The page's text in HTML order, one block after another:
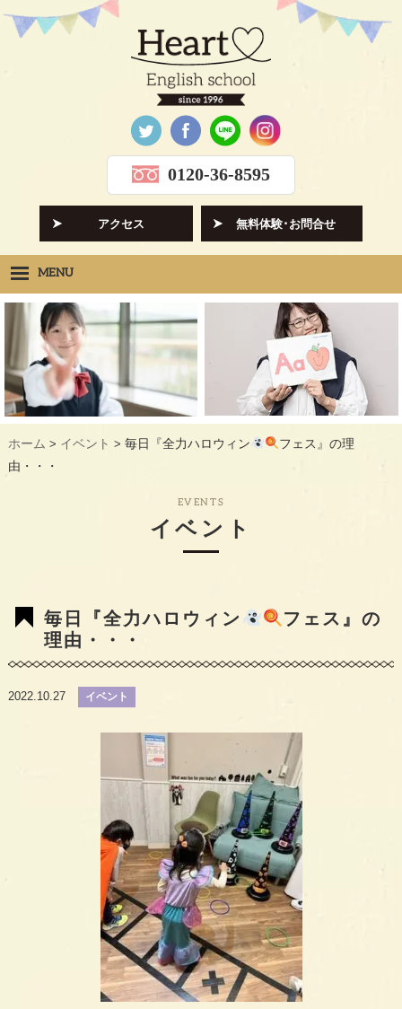
0120-36-8595
アクセス 無料体験･お問合せ
MENU
Heartの想い HOPE
クラス紹介
先生紹介 INSTRUCTORS
ギャラリー GALLERY
教室概要
ホーム > イベント > 毎日『全力ハロウィン
フェス』の理
由・・・
EVENTS
イベント
毎日『全力ハロウィン
フェス』の
理由・・・
2022.10.27 イベント